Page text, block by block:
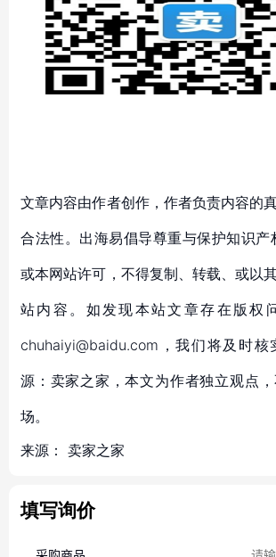
文章内容由作者创作，作者负责内容的
合法性。出海易倡导尊重与保护知识产
或本网站许可，不得复制、转载、或以
站内容。如发现本站文章存在版权
chuhaiyi@baidu.com，我们将及时
源：卖家之家，本文为作者独立观点
场。
来源： 卖家之家
填写询价